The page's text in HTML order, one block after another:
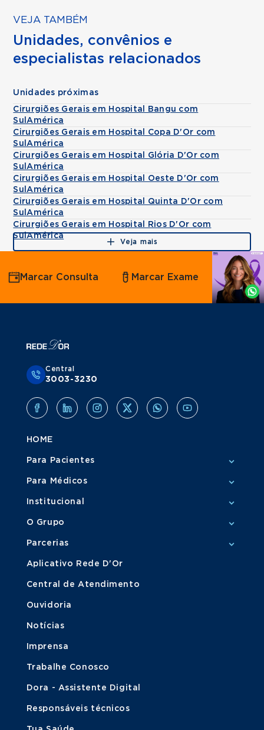
VEJA TAMBÉM
Unidades, convênios e
especialistas relacionados
Unidades próximas
Cirurgiões Gerais em Hospital Bangu com
SulAmérica
Cirurgiões Gerais em Hospital Copa D'Or com
SulAmérica
Cirurgiões Gerais em Hospital Glória D'Or com
SulAmérica
Cirurgiões Gerais em Hospital Oeste D'Or com
SulAmérica
Cirurgiões Gerais em Hospital Quinta D'Or com
SulAmérica
Cirurgiões Gerais em Hospital Rios D'Or com
SulAmérica
Veja mais
Agende
por
Whatsapp
Marcar Consulta Marcar Exame
Central
3003-3230
HOME
Para Pacientes
Para Médicos
Institucional
O Grupo
Parcerias
Aplicativo Rede D'Or
Central de Atendimento
Ouvidoria
Notícias
Imprensa
Trabalhe Conosco
Dora - Assistente Digital
Responsáveis técnicos